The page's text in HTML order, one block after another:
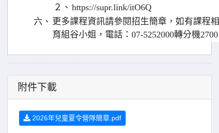
２、 https://supr.link/itO6Q
六、 更多課程資訊請參閱招生簡章，如有課程
育組谷小姐，電話：07-5252000轉分機
附件下載
2026年兒童夏令營隊簡章.pdf